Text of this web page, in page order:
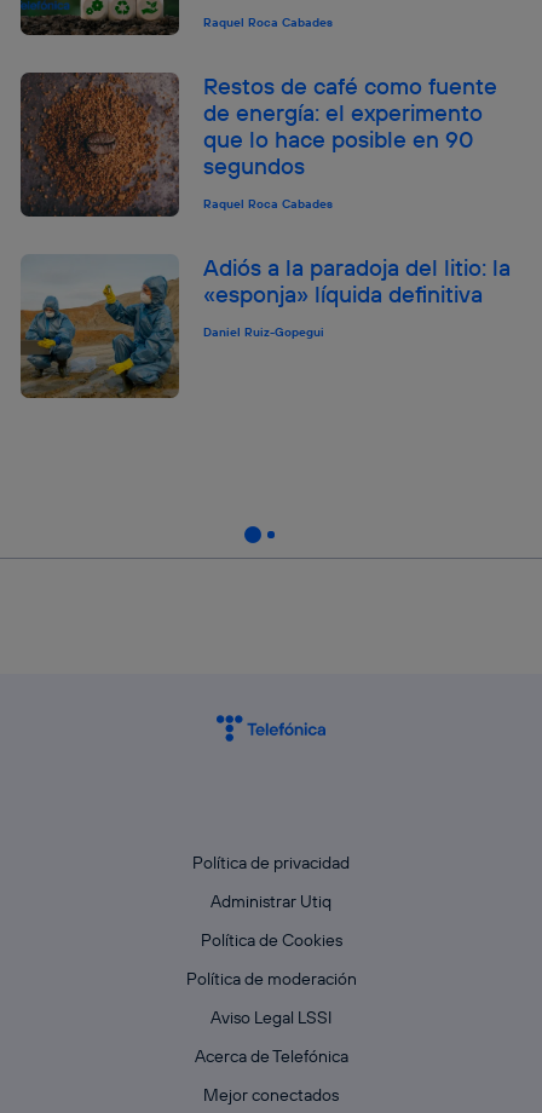
Raquel Roca Cabades
Restos de café como fuente
de energía: el experimento
que lo hace posible en 90
segundos
Raquel Roca Cabades
Adiós a la paradoja del litio: la
«esponja» líquida definitiva
Daniel Ruiz-Gopegui
Política de privacidad
Administrar Utiq
Política de Cookies
Política de moderación
Aviso Legal LSSI
Acerca de Telefónica
Mejor conectados